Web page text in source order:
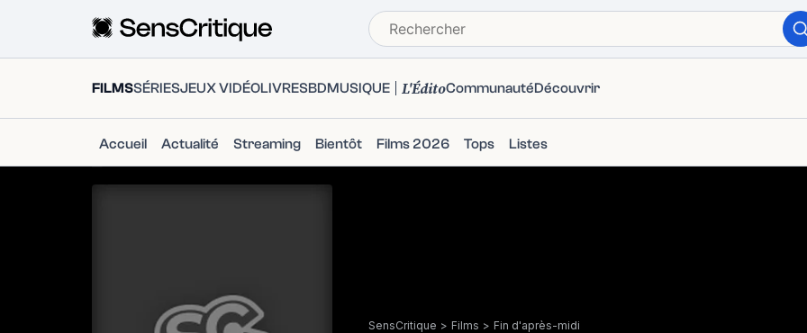
FILMSSÉRIESJEUX VIDÉOLIVRESBDMUSIQUE L'ÉditoCommunautéDécouvrir
Accueil Actualité Streaming Bientôt Films 2026 Tops Listes
SensCritique > Films > Fin d'après-midi